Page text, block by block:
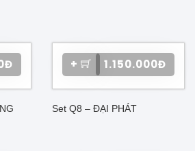
1.150.000Đ
+
Set Q8 – ĐẠI PHÁT